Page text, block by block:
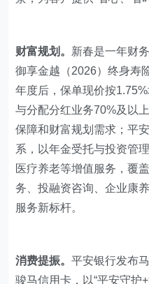
财富规划。 新春是一年财
御享金越（2026）终身寿
年度后，保单现价按
与分配分红业务70%及以
保障和财富规划需求；平
系，以年金受托与投资管
医疗养老等增值服务，覆
务、投融资咨询、企业康
服务新标杆。
消费提振。平安银行发布
骏马信用卡，以“平安守护